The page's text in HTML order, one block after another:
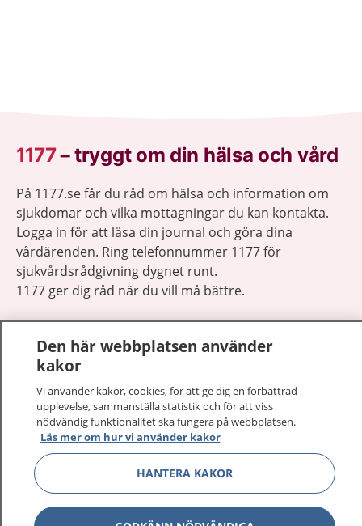
1177–tryggt om din hälsa och vård
På 1177.se får du råd om hälsa och information om
sjukdomar och vilka mottagningar du kan kontakta.
Logga in för att läsa din journal och göra dina
vårdärenden. Ring telefonnummer 1177 för
sjukvårdsrådgivning dygnet runt.
1177 ger dig råd när du vill må bättre.
1177 på flera språk
Om 1177
Kontakt Visa
Den här webbplatsen använder
kakor
Vi använder kakor, cookies, för att ge dig en förbättrad
upplevelse, sammanställa statistik och för att viss
nödvändig funktionalitet ska fungera på webbplatsen.
Läs mer om hur vi använder kakor
HANTERA KAKOR